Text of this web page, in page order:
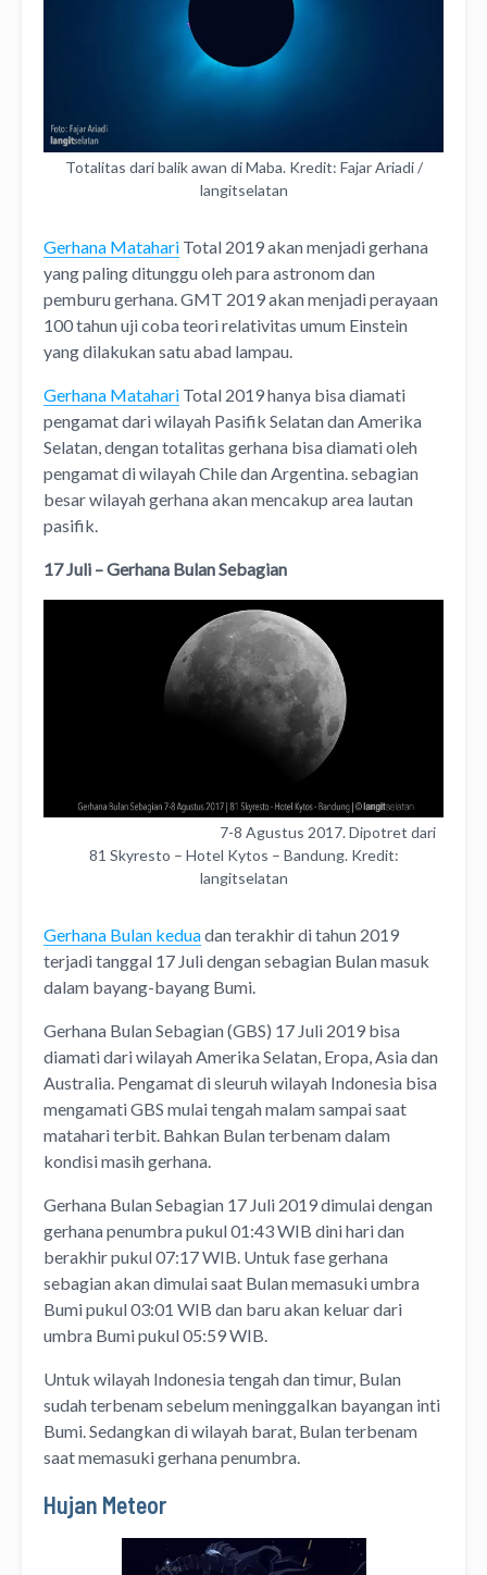
Totalitas dari balik awan di Maba. Kredit: Fajar Ariadi /
langitselatan
Gerhana Matahari Total 2019 akan menjadi gerhana
yang paling ditunggu oleh para astronom dan
pemburu gerhana. GMT 2019 akan menjadi perayaan
100 tahun uji coba teori relativitas umum Einstein
yang dilakukan satu abad lampau.
Gerhana Matahari Total 2019 hanya bisa diamati
pengamat dari wilayah Pasifik Selatan dan Amerika
Selatan, dengan totalitas gerhana bisa diamati oleh
pengamat di wilayah Chile dan Argentina. sebagian
besar wilayah gerhana akan mencakup area lautan
pasifik.
17 Juli – Gerhana Bulan Sebagian
7-8 Agustus 2017. Dipotret dari
81 Skyresto – Hotel Kytos – Bandung. Kredit:
langitselatan
Gerhana Bulan keduadan terakhir di tahun 2019
terjadi tanggal 17 Juli dengan sebagian Bulan masuk
dalam bayang-bayang Bumi.
Gerhana Bulan Sebagian (GBS) 17 Juli 2019 bisa
diamati dari wilayah Amerika Selatan, Eropa, Asia dan
Australia. Pengamat di sleuruh wilayah Indonesia bisa
mengamati GBS mulai tengah malam sampai saat
matahari terbit. Bahkan Bulan terbenam dalam
kondisi masih gerhana.
Gerhana Bulan Sebagian 17 Juli 2019 dimulai dengan
gerhana penumbra pukul 01:43 WIB dini hari dan
berakhir pukul 07:17 WIB. Untuk fase gerhana
sebagian akan dimulai saat Bulan memasuki umbra
Bumi pukul 03:01 WIB dan baru akan keluar dari
umbra Bumi pukul 05:59 WIB.
Untuk wilayah Indonesia tengah dan timur, Bulan
sudah terbenam sebelum meninggalkan bayangan inti
Bumi. Sedangkan di wilayah barat, Bulan terbenam
saat memasuki gerhana penumbra.
Hujan Meteor